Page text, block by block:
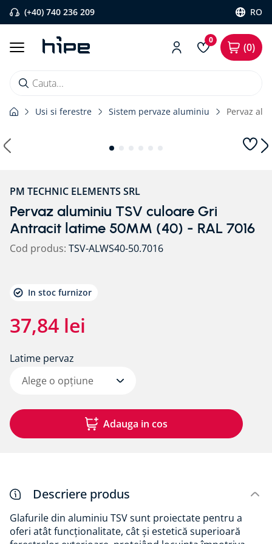
(+40) 740 236 209 RO
0
0
Cauta...
Căutări populare
5.
strapungeri
membrane rothoblaas
9.
diblu cap plastic si cui metalic alpitec
10. pervaze
Usi si ferestre Sistem pervaze aluminiu Pervaz
PM TECHNIC ELEMENTS SRL
Pervaz aluminiu TSV culoare Gri
Antracit latime 50MM (40) - RAL 7016
Cod produs: TSV-ALWS40-50.7016
In stoc furnizor
37,84 lei
Latime pervaz
Alege o opțiune
Adauga in cos
Descriere produs
Glafurile din aluminiu TSV sunt proiectate pentru a
oferi atât funcționalitate, cât și estetică superioară